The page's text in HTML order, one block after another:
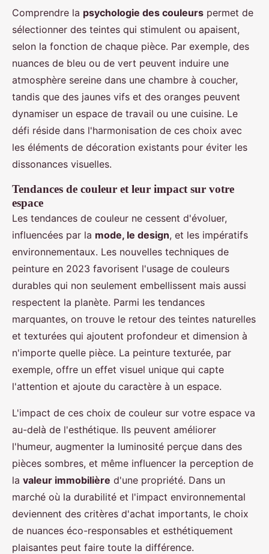
Comprendre la psychologie des couleurs permet de
sélectionner des teintes qui stimulent ou apaisent,
selon la fonction de chaque pièce. Par exemple, des
nuances de bleu ou de vert peuvent induire une
atmosphère sereine dans une chambre à coucher,
tandis que des jaunes vifs et des oranges peuvent
dynamiser un espace de travail ou une cuisine. Le
défi réside dans l'harmonisation de ces choix avec
les éléments de décoration existants pour éviter les
dissonances visuelles.
Tendances de couleur et leur impact sur votre
espace
Les tendances de couleur ne cessent d'évoluer,
influencées par la mode, le design, et les impératifs
environnementaux. Les nouvelles techniques de
peinture en 2023 favorisent l'usage de couleurs
durables qui non seulement embellissent mais aussi
respectent la planète. Parmi les tendances
marquantes, on trouve le retour des teintes naturelles
et texturées qui ajoutent profondeur et dimension à
n'importe quelle pièce. La peinture texturée, par
exemple, offre un effet visuel unique qui capte
l'attention et ajoute du caractère à un espace.
L'impact de ces choix de couleur sur votre espace va
au-delà de l'esthétique. Ils peuvent améliorer
l'humeur, augmenter la luminosité perçue dans des
pièces sombres, et même influencer la perception de
la valeur immobilière d'une propriété. Dans un
marché où la durabilité et l'impact environnemental
deviennent des critères d'achat importants, le choix
de nuances éco-responsables et esthétiquement
plaisantes peut faire toute la différence.